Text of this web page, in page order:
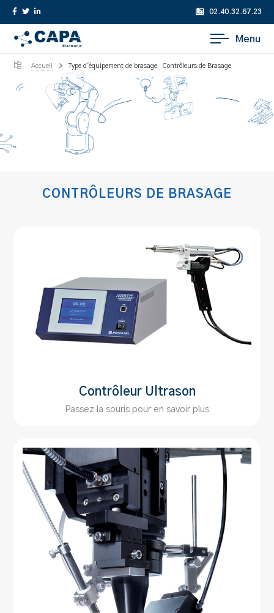
02.40.32.67.23
Menu
Accueil > Type d'équipement de brasage : Contrôleurs de Brasage
CONTRÔLEURS DE BRASAGE
Contrôleur Ultrason
Passez la souris pour en savoir plus